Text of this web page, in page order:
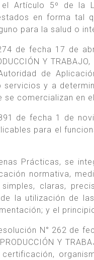
Artículo 5º de la
en forma tal
para la salud o
de fecha 17 de
Y
de
servicios y a
se comercializan en
de fecha 1 de
para el
Prácticas, se
normativa,
claras,
la utilización de
y el
N° 262 de
Y